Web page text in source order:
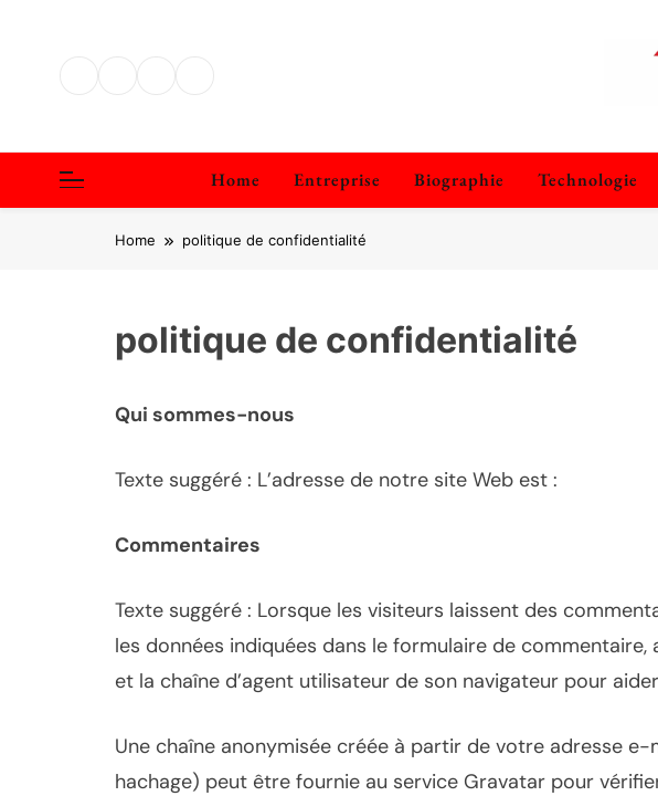
Home Entreprise Biographie Technologie
Home politique de confidentialité
politique de confidentialité
Qui sommes-nous
Texte suggéré : L’adresse de notre site Web est :
Commentaires
Texte suggéré : Lorsque les visiteurs laissent des
les données indiquées dans le formulaire de commentaire,
et la chaîne d’agent utilisateur de son navigateur pour
Une chaîne anonymisée créée à partir de votre adresse
hachage) peut être fournie au service Gravatar pour